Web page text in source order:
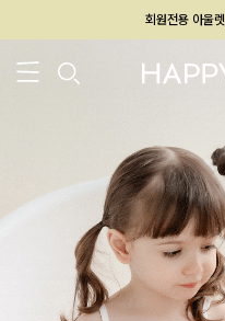
회원전용 아울